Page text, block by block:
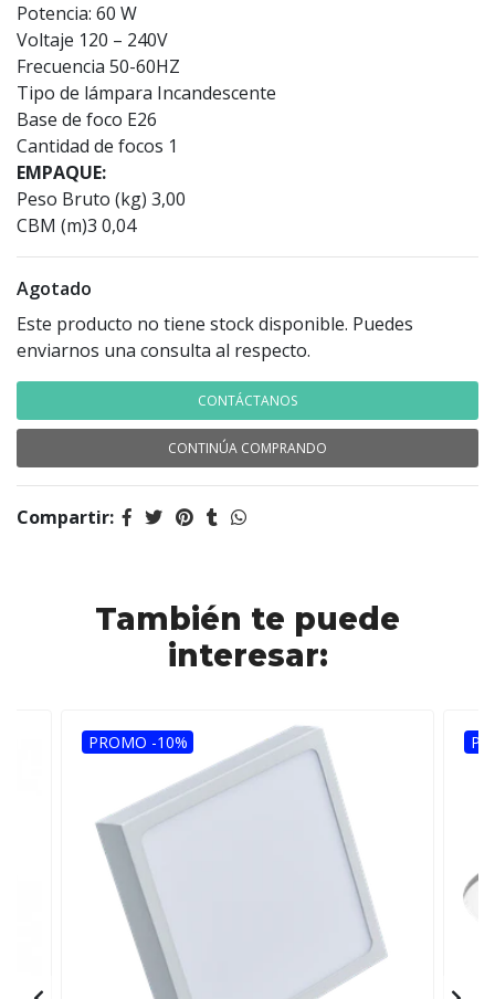
Potencia: 60 W
Voltaje 120 – 240V
Frecuencia 50-60HZ
Tipo de lámpara Incandescente
Base de foco E26
Cantidad de focos 1
EMPAQUE:
Peso Bruto (kg) 3,00
CBM (m)3 0,04
Agotado
Este producto no tiene stock disponible. Puedes
enviarnos una consulta al respecto.
CONTÁCTANOS
CONTINÚA COMPRANDO
Compartir:
También te puede
interesar:
PROMO -10%